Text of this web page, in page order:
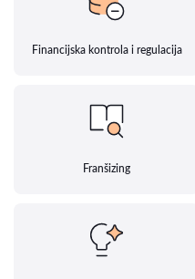
Financijska kontrola i regulacija
Franšizing